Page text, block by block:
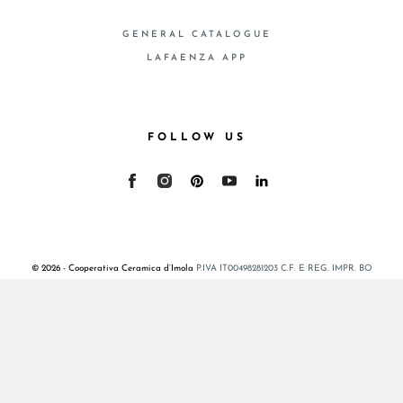
GENERAL CATALOGUE
LAFAENZA APP
FOLLOW US
© 2026 - Cooperativa Ceramica d’Imola P.IVA IT00498281203 C.F. E REG. IMPR. BO